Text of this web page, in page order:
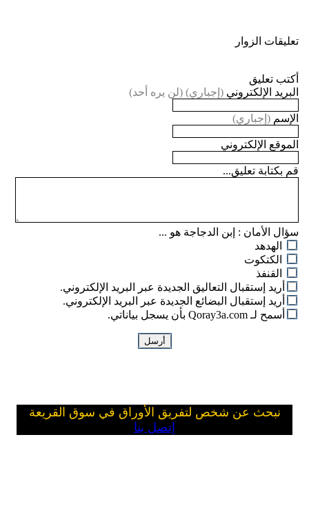
تعليقات الزوار
أكتب تعليق
البريد الإلكتروني (إجباري) (لن يره أحد)
الإسم (إجباري)
الموقع الإلكتروني
قم بكتابة تعليق...
سؤال الأمان : إبن الدجاجة هو ...
الهدهد
الكتكوت
القنفذ
أريد إستقبال التعاليق الجديدة عبر البريد الإلكتروني.
أريد إستقبال البضائع الجديدة عبر البريد الإلكتروني.
أسمح لـ Qoray3a.com بأن يسجل بياناتي.
نبحث عن شخص لتفريق الأوراق في سوق القريعة
إتصل بنا